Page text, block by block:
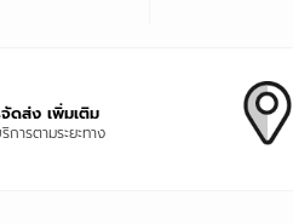
จัดส่ง เพิ่มเติม
การตามระยะทาง